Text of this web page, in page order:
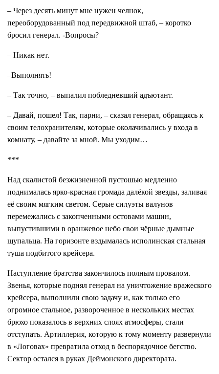
– Через десять минут мне нужен челнок,
переоборудованный под передвижной штаб, – коротко
бросил генерал. -Вопросы?
– Никак нет.
–Выполнять!
– Так точно, – выпалил побледневший адъютант.
– Давай, пошел! Так, парни, – сказал генерал, обращаясь к
своим телохранителям, которые околачивались у входа в
комнату, – давайте за мной. Мы уходим…
***
Над скалистой безжизненной пустошью медленно
поднималась ярко-красная громада далёкой звезды, заливая
её своим мягким светом. Серые силуэты валунов
перемежались с закопченными остовами машин,
выпустившими в оранжевое небо свои чёрные дымные
щупальца. На горизонте вздымалась исполинская стальная
туша подбитого крейсера.
Наступление братства закончилось полным провалом.
Звенья, которые поднял генерал на уничтожение вражеского
крейсера, выполнили свою задачу и, как только его
огромное стальное, развороченное в нескольких местах
брюхо показалось в верхних слоях атмосферы, стали
отступать. Артиллерия, которую к тому моменту развернули
в «Логовах» превратила отход в беспорядочное бегство.
Сектор остался в руках Деймонского директората.